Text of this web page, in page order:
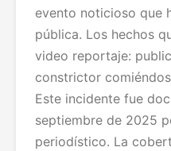
evento noticioso que
pública. Los hechos
video reportaje:
constrictor
Este incidente fue
septiembre de 2025
periodístico. La